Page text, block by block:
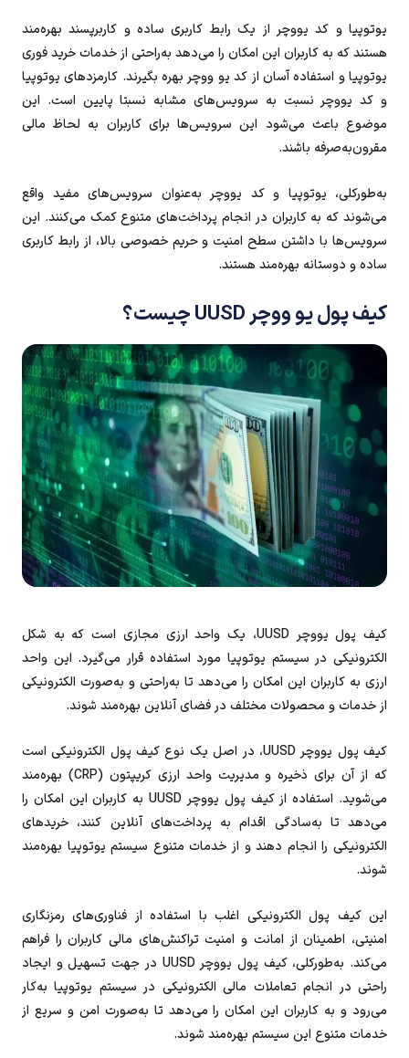
یوتوپیا و کد یووچر از یک رابط کاربری ساده و کاربرپسند بهره‌مند
هستند که به کاربران این امکان را می‌دهد به‌راحتی از خدمات خرید فوری
یوتوپیا و استفاده آسان از کد یو ووچر بهره بگیرند. کارمزدهای یوتوپیا
و کد یووچر نسبت به سرویس‌های مشابه نسبتا پایین است. این
موضوع باعث می‌شود این سرویس‌ها برای کاربران به لحاظ مالی
مقرون‌به‌صرفه باشند.
به‌طورکلی، یوتوپیا و کد یووچر به‌عنوان سرویس‌های مفید واقع
می‌شوند که به کاربران در انجام پرداخت‌های متنوع کمک می‌کنند. این
سرویس‌ها با داشتن سطح امنیت و حریم خصوصی بالا، از رابط کاربری
ساده و دوستانه بهره‌مند هستند.
کیف پول یو ووچر UUSD چیست؟
کیف پول یووچر UUSD، یک واحد ارزی مجازی است که به شکل
الکترونیکی در سیستم یوتوپیا مورد استفاده قرار می‌گیرد. این واحد
ارزی به کاربران این امکان را می‌دهد تا به‌راحتی و به‌صورت الکترونیکی
از خدمات و محصولات مختلف در فضای آنلاین بهره‌مند شوند.
کیف پول یووچر UUSD، در اصل یک نوع کیف پول الکترونیکی است
که از آن برای ذخیره و مدیریت واحد ارزی کریپتون (CRP) بهره‌مند
می‌شوید. استفاده از کیف پول یووچر UUSD به کاربران این امکان را
می‌دهد تا به‌سادگی اقدام به پرداخت‌های آنلاین کنند، خریدهای
الکترونیکی را انجام دهند و از خدمات متنوع سیستم یوتوپیا بهره‌مند
شوند.
این کیف پول الکترونیکی اغلب با استفاده از فناوری‌های رمزنگاری
امنیتی، اطمینان از امانت و امنیت تراکنش‌های مالی کاربران را فراهم
می‌کند. به‌طورکلی، کیف پول یووچر UUSD در جهت تسهیل و ایجاد
راحتی در انجام تعاملات مالی الکترونیکی در سیستم یوتوپیا به‌کار
می‌رود و به کاربران این امکان را می‌دهد تا به‌صورت امن و سریع از
خدمات متنوع این سیستم بهره‌مند شوند.